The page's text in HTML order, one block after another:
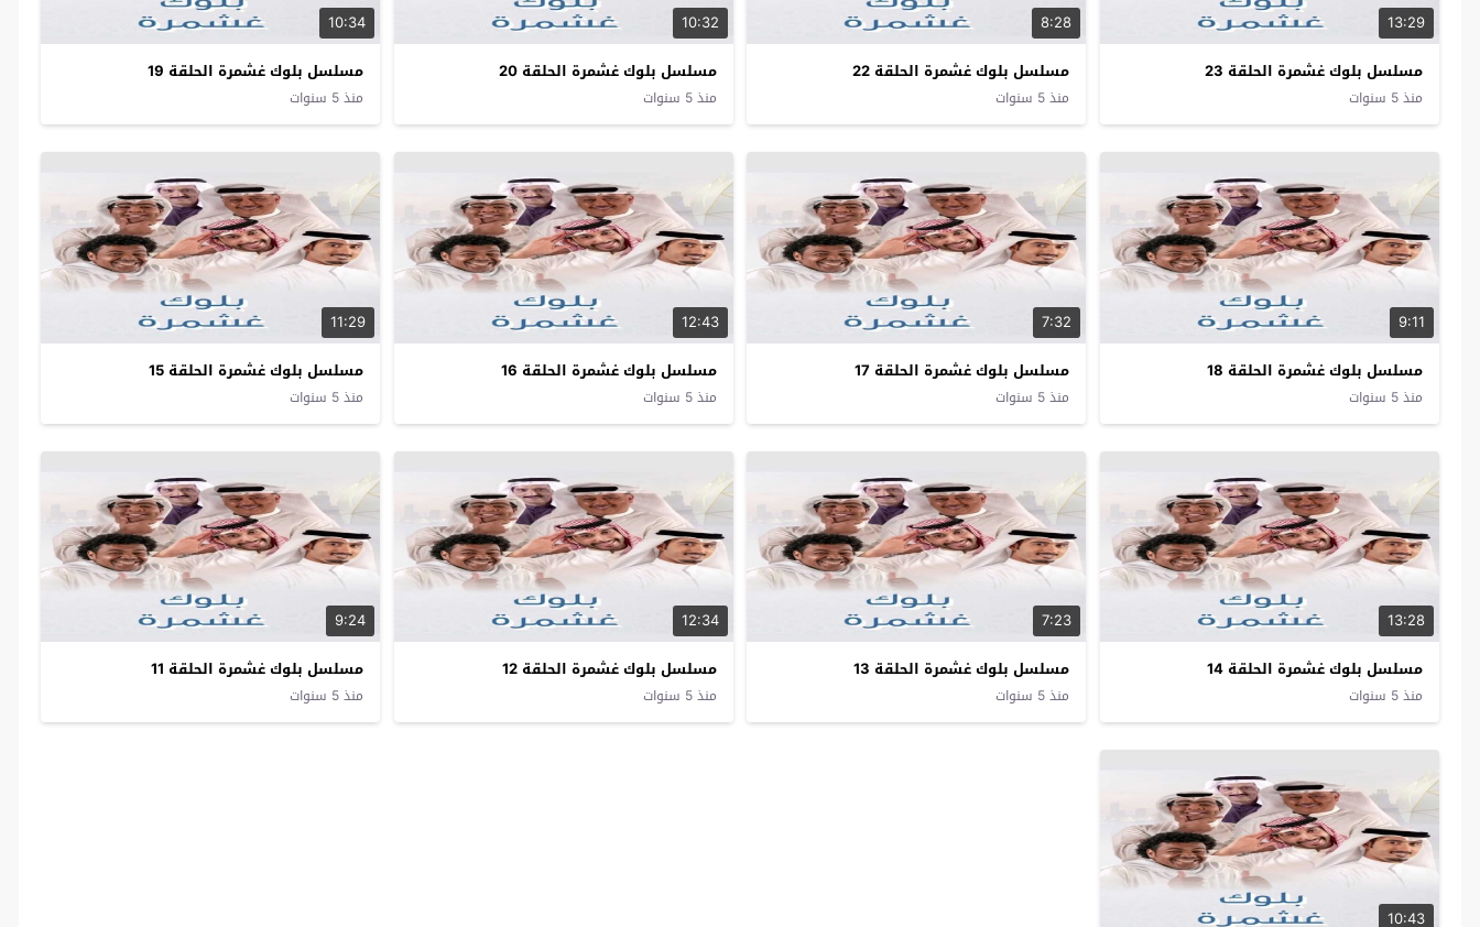
13:29
مسلسل بلوك غشمرة الحلقة 23
منذ 5 سنوات
8:28
مسلسل بلوك غشمرة الحلقة 22
منذ 5 سنوات
10:32
مسلسل بلوك غشمرة الحلقة 20
منذ 5 سنوات
10:34
مسلسل بلوك غشمرة الحلقة 19
منذ 5 سنوات
9:11
مسلسل بلوك غشمرة الحلقة 18
منذ 5 سنوات
7:32
مسلسل بلوك غشمرة الحلقة 17
منذ 5 سنوات
12:43
مسلسل بلوك غشمرة الحلقة 16
منذ 5 سنوات
11:29
مسلسل بلوك غشمرة الحلقة 15
منذ 5 سنوات
13:28
مسلسل بلوك غشمرة الحلقة 14
منذ 5 سنوات
7:23
مسلسل بلوك غشمرة الحلقة 13
منذ 5 سنوات
12:34
مسلسل بلوك غشمرة الحلقة 12
منذ 5 سنوات
9:24
مسلسل بلوك غشمرة الحلقة 11
منذ 5 سنوات
10:43